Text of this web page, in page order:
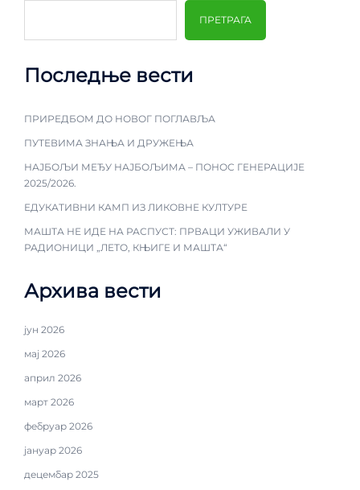
ПРЕТРАГА
Последње вести
ПРИРЕДБОМ ДО НОВОГ ПОГЛАВЉА
ПУТЕВИМА ЗНАЊА И ДРУЖЕЊА
НАЈБОЉИ МЕЂУ НАЈБОЉИМА – ПОНОС ГЕНЕРАЦИЈЕ
2025/2026.
ЕДУКАТИВНИ КАМП ИЗ ЛИКОВНЕ КУЛТУРЕ
МАШТА НЕ ИДЕ НА РАСПУСТ: ПРВАЦИ УЖИВАЛИ У
РАДИОНИЦИ „ЛЕТО, КЊИГЕ И МАШТА“
Архива вести
јун 2026
мај 2026
април 2026
март 2026
фебруар 2026
јануар 2026
децембар 2025